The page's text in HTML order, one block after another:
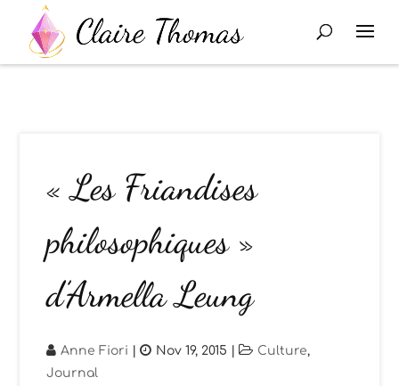
« Les Friandises
philosophiques »
d’Armella Leung
Anne Fiori | Nov 19, 2015 | Culture,
Journal